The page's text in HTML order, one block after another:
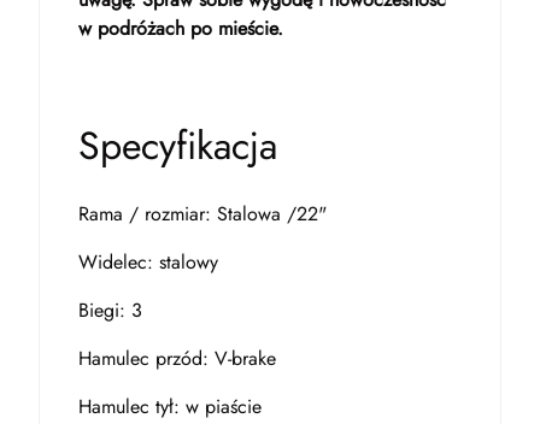
w podróżach po mieście.
Specyfikacja
Rama / rozmiar: Stalowa /22"
Widelec: stalowy
Biegi: 3
Hamulec przód: V-brake
Hamulec tył: w piaście